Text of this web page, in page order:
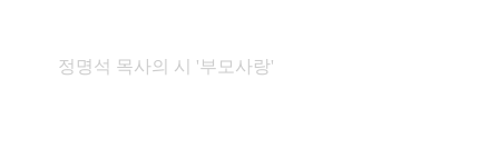
정명석 목사의 시 '부모사랑'